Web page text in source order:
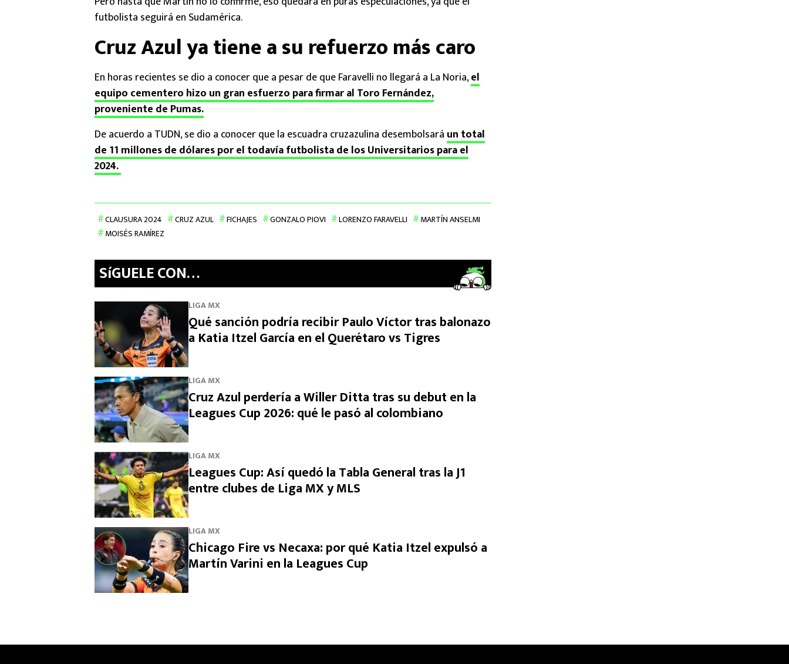
futbolista seguirá en Sudamérica.
Cruz Azul ya tiene a su refuerzo más caro
En horas recientes se dio a conocer que a pesar de que Faravelli no llegará a La Noria,el
equipo cementero hizo un gran esfuerzo para firmar al Toro Fernández,
proveniente de Pumas.
De acuerdo a TUDN, se dio a conocer que la escuadra cruzazulina desembolsará un total
de 11 millones de dólares por el todavía futbolista de los Universitarios para el
2024.
CLAUSURA 2024 CRUZ AZUL FICHAJES GONZALO PIOVI LORENZO FARAVELLI
MARTÍN ANSELMI
MOISÉS RAMÍREZ
SíGUELE CON…
LIGA MX
Qué sanción podría recibir Paulo Víctor tras balonazo
a Katia Itzel García en el Querétaro vs Tigres
LIGA MX
Cruz Azul perdería a Willer Ditta tras su debut en la
Leagues Cup 2026: qué le pasó al colombiano
LIGA MX
Leagues Cup: Así quedó la Tabla General tras la J1
entre clubes de Liga MX y MLS
LIGA MX
Chicago Fire vs Necaxa: por qué Katia Itzel expulsó a
Martín Varini en la Leagues Cup